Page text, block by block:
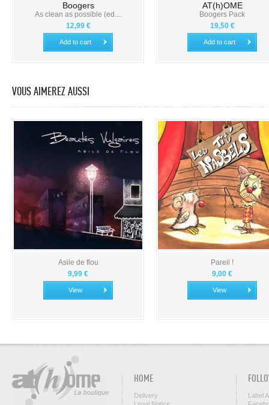
Boogers
As clean as possible (ed....
12,99 €
Add to cart
AT(h)OME
Boogers Pack
19,50 €
Add to cart
VOUS AIMEREZ AUSSI
Asile de flou
9,99 €
View
Pareil !
9,00 €
View
HOME
Delivery
Label